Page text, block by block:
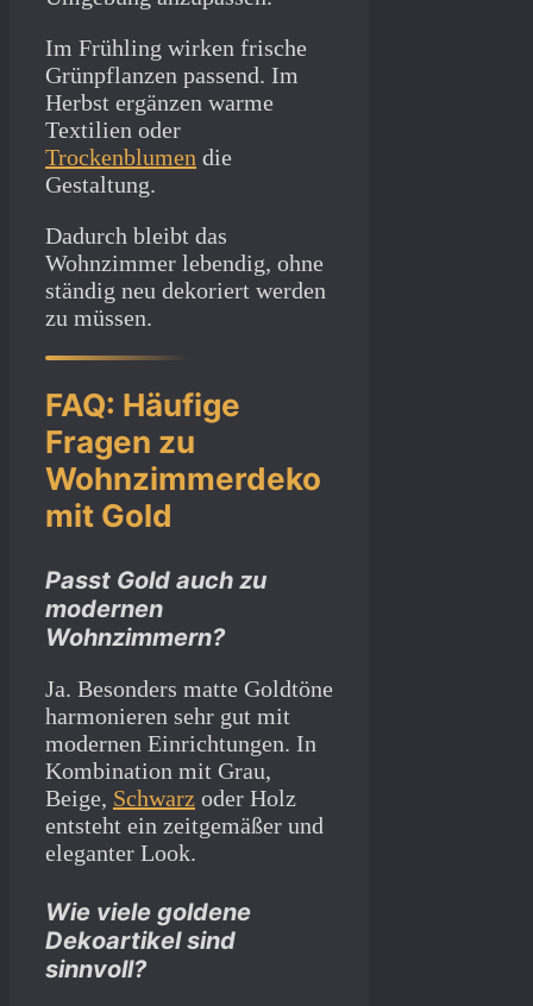
Im Frühling wirken frische
Grünpflanzen passend. Im
Herbst ergänzen warme
Textilien oder
Trockenblumen die
Gestaltung.
Dadurch bleibt das
Wohnzimmer lebendig, ohne
ständig neu dekoriert werden
zu müssen.
FAQ: Häufige
Fragen zu
Wohnzimmerdeko
mit Gold
Passt Gold auch zu
modernen
Wohnzimmern?
Ja. Besonders matte Goldtöne
harmonieren sehr gut mit
modernen Einrichtungen. In
Kombination mit Grau,
Beige, Schwarz oder Holz
entsteht ein zeitgemäßer und
eleganter Look.
Wie viele goldene
Dekoartikel sind
sinnvoll?